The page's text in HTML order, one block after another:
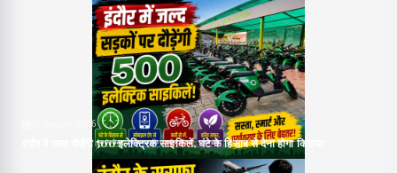
06 August 2026
इंदौर में जल्द दौड़ेंगी 500 इलेक्ट्रिक साइकिलें, घंटे के हिसाब से देना होगा किराया